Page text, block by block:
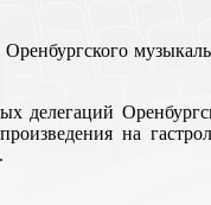
делегаций
на